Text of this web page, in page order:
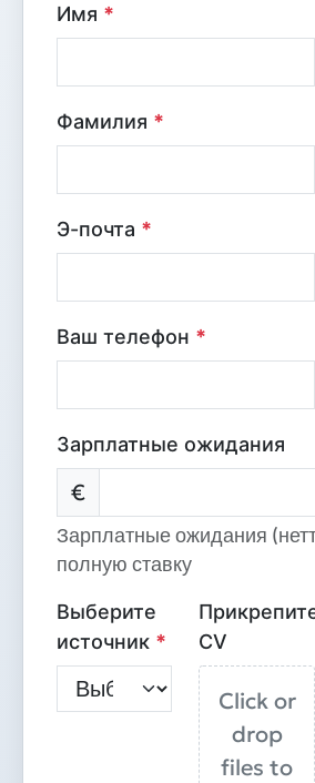
Имя *
Фамилия *
Э-почта *
Ваш телефон *
Зарплатные ожидания
€
Зарплатные ожидания
полную ставку
Выберите
источник *
CV
Click or
drop
files to